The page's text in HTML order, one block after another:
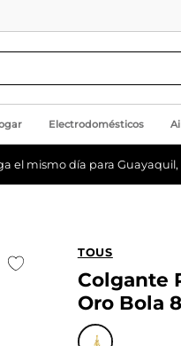
Electrodomésticos
el mismo día para
TOUS
Colgante
Oro Bola